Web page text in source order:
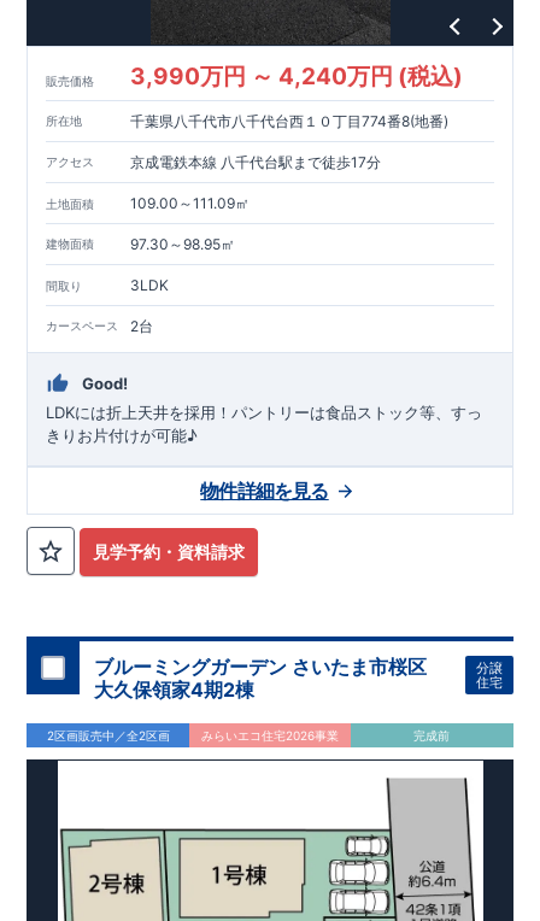
販売価格 3,990万円 ～ 4,240万円 (税込)
所在地 千葉県八千代市八千代台西１０丁目774番8(地番)
アクセス 京成電鉄本線 八千代台駅まで徒歩17分
土地面積 109.00～111.09㎡
建物面積 97.30～98.95㎡
間取り 3LDK
カースペース 2台
Good!
LDKには折上天井を採用！パントリーは食品ストック等、すっ
きりお片付けが可能♪
見学予約・資料請求
物件詳細を見る
ブルーミングガーデン さいたま市桜区
大久保領家4期2棟
分譲
住宅
2区画販売中／全2区画 みらいエコ住宅2026事業 完成前